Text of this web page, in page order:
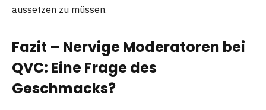
aussetzen zu müssen.
Fazit – Nervige Moderatoren bei
QVC: Eine Frage des
Geschmacks?